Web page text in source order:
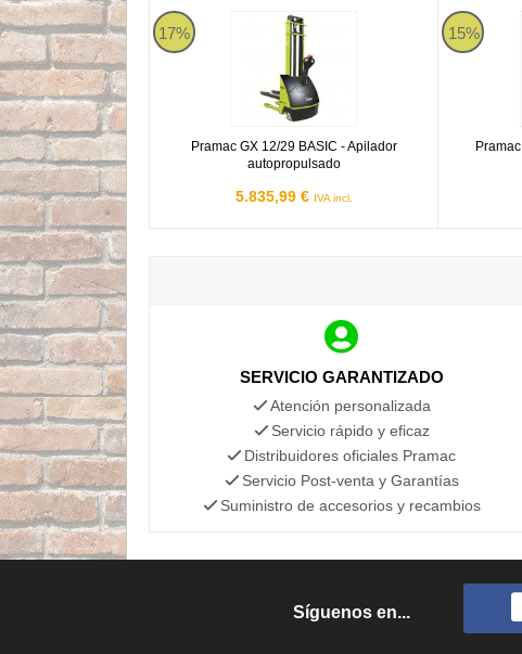
17%
Pramac GX 12/29 BASIC - Apilador
autopropulsado
5.835,99 € IVA incl.
Pramac GX 12/29 BASIC - Apilador autopropulsado
15%
Pramac
SERVICIO GARANTIZADO
Atención personalizada
Servicio rápido y eficaz
Distribuidores oficiales Pramac
Servicio Post-venta y Garantías
Suministro de accesorios y recambios
Síguenos en...